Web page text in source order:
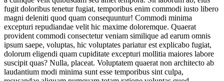
fugit doloribus tenetur fugiat, temporibus enim commodi iusto libero
magni deleniti quod quam consequuntur! Commodi minima
excepturi repudiandae velit hic maxime doloremque. Quaerat
provident commodi consectetur veniam similique ad earum omnis
ipsum saepe, voluptas, hic voluptates pariatur est explicabo fugiat,
dolorum eligendi quam cupiditate excepturi mollitia maiores labore
suscipit quas? Nulla, placeat. Voluptatem quaerat non architecto ab
laudantium modi minima sunt esse temporibus sint culpa,